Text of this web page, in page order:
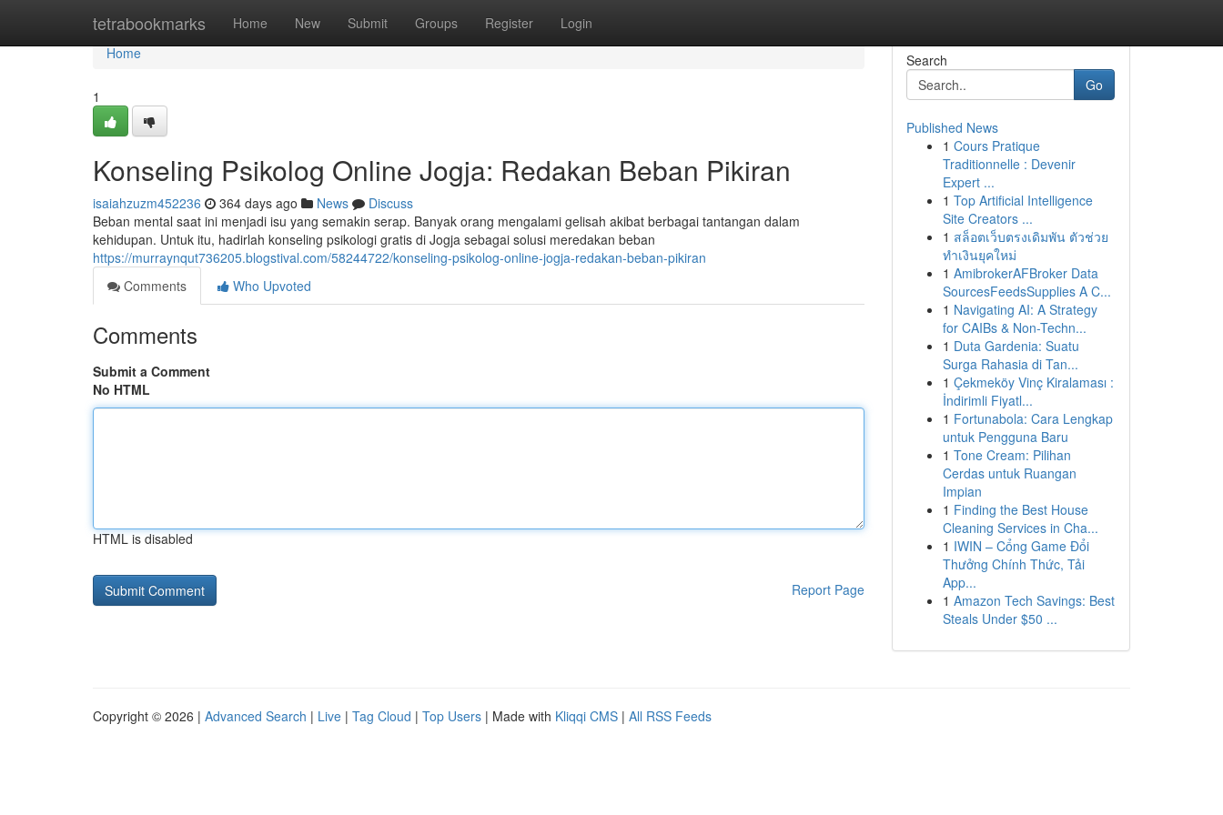
tetrabookmarks Home New Submit Groups Register Login
Home
Home
1
Konseling Psikolog Online Jogja: Redakan Beban Pikiran
isaiahzuzm452236 364 days ago News
Discuss
Beban mental saat ini menjadi isu yang semakin serap. Banyak orang mengalami gelisah akibat berbagai tantangan dalam
kehidupan. Untuk itu, hadirlah konseling psikologi gratis di Jogja sebagai solusi meredakan beban
https://murraynqut736205.blogstival.com/58244722/konseling-psikolog-online-jogja-redakan-beban-pikiran
Comments
Who Upvoted
Comments
Submit a Comment
No HTML
HTML is disabled
Report Page
Search
Go
Published News
1 Cours Pratique
Traditionnelle : Devenir
Expert ...
1 Top Artificial Intelligence
Site Creators ...
1 สล็อตเว็บตรงเดิมพัน ตัวช่วย
ทำเงินยุคใหม่
1 AmibrokerAFBroker Data
SourcesFeedsSupplies A C...
1 Navigating AI: A Strategy
for CAIBs & Non-Techn...
1 Duta Gardenia: Suatu
Surga Rahasia di Tan...
1 Çekmeköy Vinç Kiralaması :
İndirimli Fiyatl...
1 Fortunabola: Cara Lengkap
untuk Pengguna Baru
1 Tone Cream: Pilihan
Cerdas untuk Ruangan
Impian
1 Finding the Best House
Cleaning Services in Cha...
1 IWIN – Cổng Game Đổi
Thưởng Chính Thức, Tải
App...
1 Amazon Tech Savings: Best
Steals Under $50 ...
Copyright © 2026 | Advanced Search | Live | Tag Cloud | Top Users | Made with Kliqqi CMS | All RSS Feeds